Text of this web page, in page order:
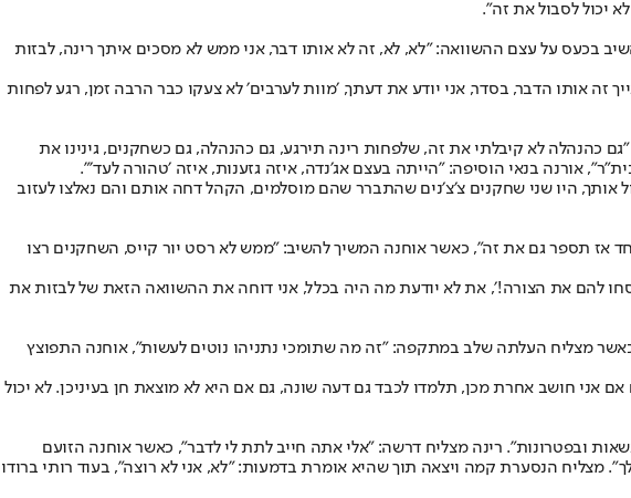
בכעס על עצם ההשוואה: ״לא, לא, זה לא אותו דבר, אני ממש לא מסכים איתך רינה, לבזות
זה אותו הדבר, בסדר, אני יודע את דעתך, ׳מוות לערבים׳ לא צעקו כבר הרבה זמן, רגע לפחות
כהנהלה לא קיבלתי את זה, שלפחות רינה תירגע, גם כהנהלה, גם כשחקנים, גינינו את
אורנה בנאי הוסיפה: ״הייתה בעצם אג׳נדה, איזה גזענות, איזה ׳טהורה לעד׳״.
אותך, היו שני שחקנים צ׳צ׳נים שהתברר שהם מוסלמים, הקהל דחה אותם והם נאלצו לעזוב
אז תספר גם את זה״, כאשר אוחנה המשיך להשיב: ״ממש לא רסט יור קייס, השחקנים רצו
להם את הצורה!׳, את לא יודעת מה היה בכלל, אני דוחה את ההשוואה הזאת של לבזות את
מצליח העלתה שלב במתקפה: ״זה מה שתומכי נתניהו נוטים לעשות״, אוחנה התפוצץ
אני חושב אחרת מכן, תלמדו לכבד גם דעה שונה, גם אם היא לא מוצאת חן בעיניכן. לא יכול
ובפטרונות״. רינה מצליח דרשה: ״אלי אתה חייב לתת לי לדבר״, כאשר אוחנה הזועם
מצליח הנסערת קמה ויצאה תוך שהיא אומרת בדמעות: ״לא, אני לא רוצה״, בעוד רותי ברודו